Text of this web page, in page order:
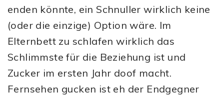
enden könnte, ein Schnuller wirklich keine
(oder die einzige) Option wäre. Im
Elternbett zu schlafen wirklich das
Schlimmste für die Beziehung ist und
Zucker im ersten Jahr doof macht.
Fernsehen gucken ist eh der Endgegner